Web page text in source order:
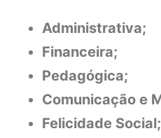
Administrativa;
Financeira;
Pedagógica;
Comunicação e
Felicidade Social;